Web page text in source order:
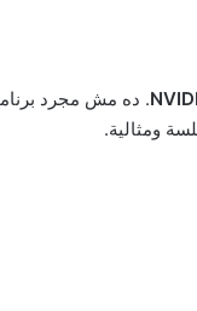
. ده مش مجرد